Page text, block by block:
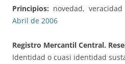
Principios: novedad,
Abril de 2006
Registro Mercantil Central.
Identidad o cuasi identidad